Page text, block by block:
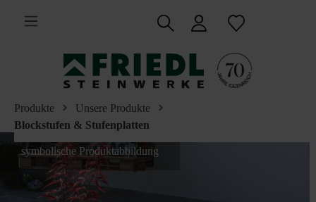
springen
Produkte
Unsere Produkte
Blockstufen & Stufenplatten
symbolische Produktabbildung